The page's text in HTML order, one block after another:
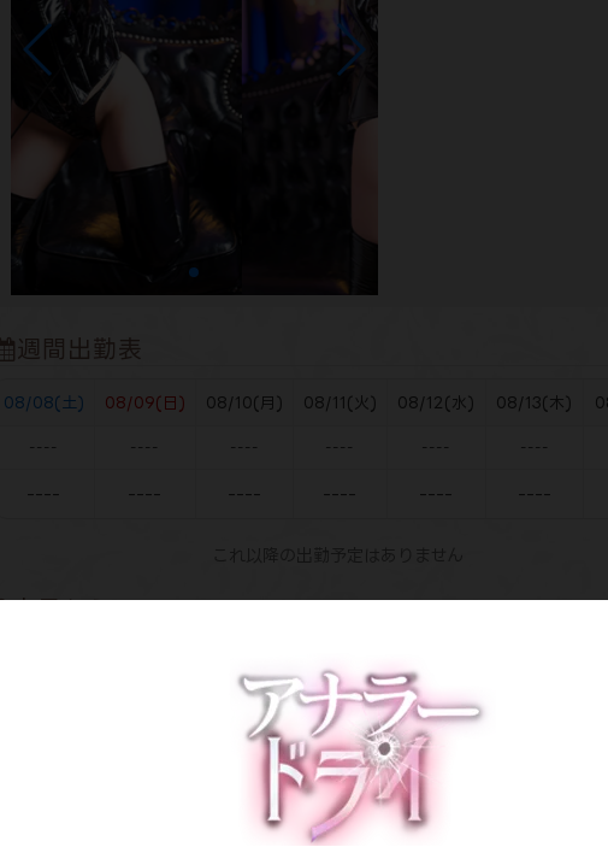
週間出勤表
08/08(土) 08/09(日) 08/10(月) 08/11(火) 08/12(水) 08/13(木)
---- ---- ---- ---- ---- ----
---- ---- ---- ---- ---- ----
店長から
良質なコーヒーを煎れてくれるバリスタさんが